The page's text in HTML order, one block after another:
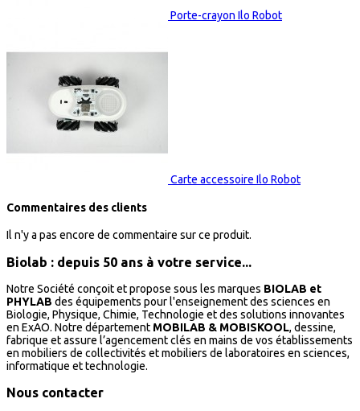
Porte-crayon Ilo Robot
Carte accessoire Ilo Robot
Commentaires des clients
Il n'y a pas encore de commentaire sur ce produit.
Biolab : depuis 50 ans à votre service...
Notre Société conçoit et propose sous les marques BIOLAB et
PHYLAB des équipements pour l'enseignement des sciences en
Biologie, Physique, Chimie, Technologie et des solutions innovantes
en ExAO. Notre département MOBILAB & MOBISKOOL, dessine,
fabrique et assure l’agencement clés en mains de vos établissements
en mobiliers de collectivités et mobiliers de laboratoires en sciences,
informatique et technologie.
Nous contacter